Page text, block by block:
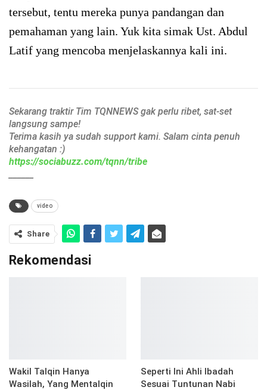
tersebut, tentu mereka punya pandangan dan
pemahaman yang lain. Yuk kita simak Ust. Abdul
Latif yang mencoba menjelaskannya kali ini.
Sekarang traktir Tim TQNNEWS gak perlu ribet, sat-set
langsung sampe!
Terima kasih ya sudah support kami. Salam cinta penuh
kehangatan :)
https://sociabuzz.com/tqnn/tribe
video
Share
Rekomendasi
Wakil Talqin Hanya
Wasilah, Yang Mentalqin
Seperti Ini Ahli Ibadah
Sesuai Tuntunan Nabi